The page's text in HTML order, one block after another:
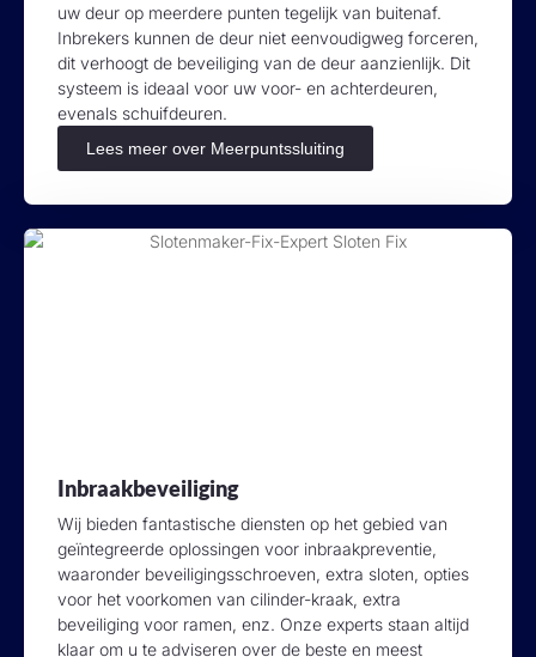
uw deur op meerdere punten tegelijk van buitenaf.
Inbrekers kunnen de deur niet eenvoudigweg forceren,
dit verhoogt de beveiliging van de deur aanzienlijk. Dit
systeem is ideaal voor uw voor- en achterdeuren,
evenals schuifdeuren.
Lees meer over Meerpuntssluiting
Inbraakbeveiliging
Wij bieden fantastische diensten op het gebied van
geïntegreerde oplossingen voor inbraakpreventie,
waaronder beveiligingsschroeven, extra sloten, opties
voor het voorkomen van cilinder-kraak, extra
beveiliging voor ramen, enz. Onze experts staan altijd
klaar om u te adviseren over de beste en meest